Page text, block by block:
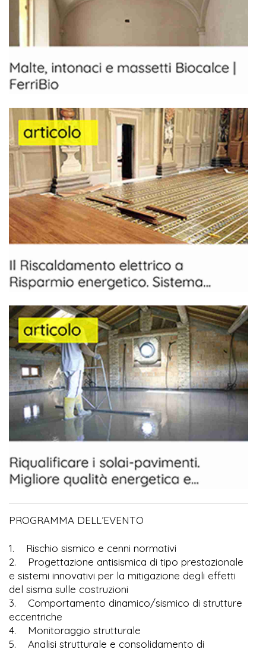
PROGRAMMA DELL’EVENTO
1. Rischio sismico e cenni normativi
2. Progettazione antisismica di tipo prestazionale
e sistemi innovativi per la mitigazione degli effetti
del sisma sulle costruzioni
3. Comportamento dinamico/sismico di strutture
eccentriche
4. Monitoraggio strutturale
5. Analisi strutturale e consolidamento di